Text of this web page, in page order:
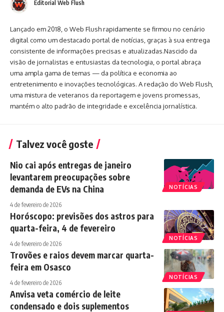
Editorial Web Flush
Lançado em 2018, o Web Flush rapidamente se firmou no cenário
digital como um destacado portal de notícias, graças à sua entrega
consistente de informações precisas e atualizadas.Nascido da
visão de jornalistas e entusiastas da tecnologia, o portal abraça
uma ampla gama de temas — da política e economia ao
entretenimento e inovações tecnológicas. A redação do Web Flush,
uma mistura de veteranos da reportagem e jovens promessas,
mantém o alto padrão de integridade e excelência jornalística.
Talvez você goste
NOTÍCIAS
Nio cai após entregas de janeiro
levantarem preocupações sobre
demanda de EVs na China
4 de fevereiro de 2026
NOTÍCIAS
Horóscopo: previsões dos astros para
quarta-feira, 4 de fevereiro
4 de fevereiro de 2026
NOTÍCIAS
Trovões e raios devem marcar quarta-
feira em Osasco
4 de fevereiro de 2026
Anvisa veta comércio de leite
condensado e dois suplementos